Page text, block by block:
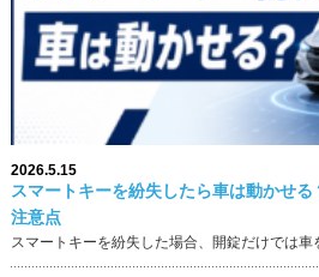
2026.5.15
スマートキーを紛失したら車は動かせ
注意点
スマートキーを紛失した場合、開錠だけでは車